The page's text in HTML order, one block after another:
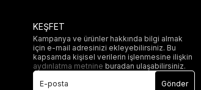
KEŞFET
Kampanya ve ürünler hakkında bilgi almak
için e-mail adresinizi ekleyebilirsiniz. Bu
kapsamda kişisel verilerin işlenmesine ilişkin
aydınlatma metnineburadan ulaşabilirsiniz.
Gönder